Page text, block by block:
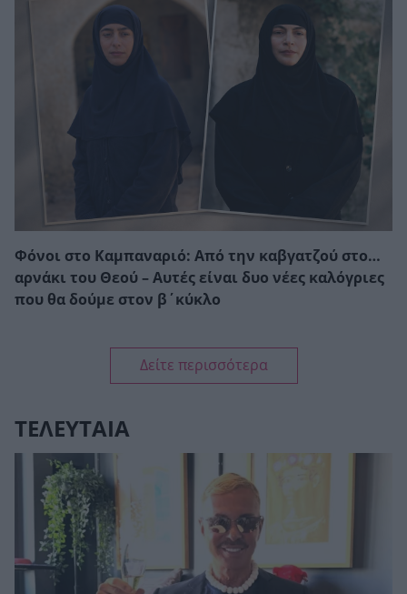
Φόνοι στο Καμπαναριό: Από την καβγατζού στο…
αρνάκι του Θεού – Αυτές είναι δυο νέες καλόγριες
που θα δούμε στον β΄κύκλο
Δείτε περισσότερα
ΤΕΛΕΥΤΑΙΑ